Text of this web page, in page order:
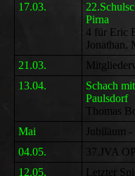
17.03.
Pirna
4 für Eric
Jonathan,
21.03.
13.04.
Schach
Paulsdorf
Thomas
Mai
Jubiläum
04.05.
37.JVA
12.05.
Letzter